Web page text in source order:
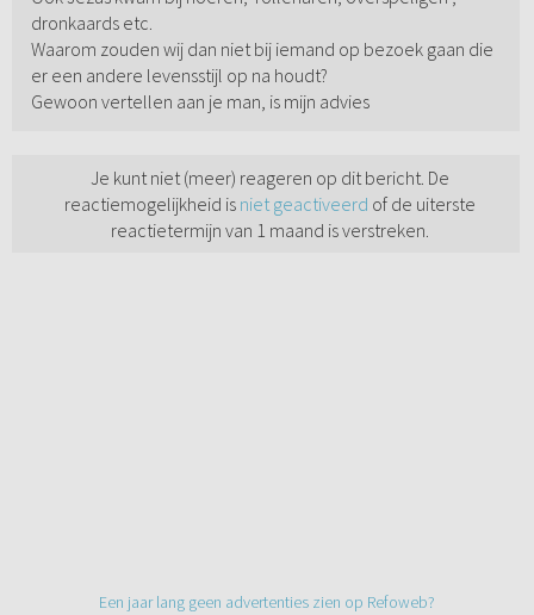
dronkaards etc.
Waarom zouden wij dan niet bij iemand op bezoek gaan die
er een andere levensstijl op na houdt?
Gewoon vertellen aan je man, is mijn advies
Je kunt niet (meer) reageren op dit bericht. De
reactiemogelijkheid is niet geactiveerd of de uiterste
reactietermijn van 1 maand is verstreken.
Een jaar lang geen advertenties zien op Refoweb?